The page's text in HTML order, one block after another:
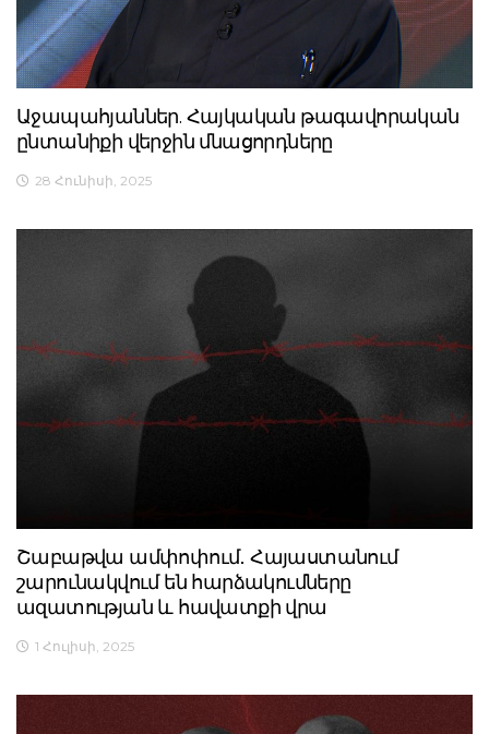
Աջապահյաններ. Հայկական թագավորական
ընտանիքի վերջին մնացորդները
28 Հունիսի, 2025
Շաբաթվա ամփոփում․ Հայաստանում
շարունակվում են հարձակումները
ազատության և հավատքի վրա
1 Հուլիսի, 2025